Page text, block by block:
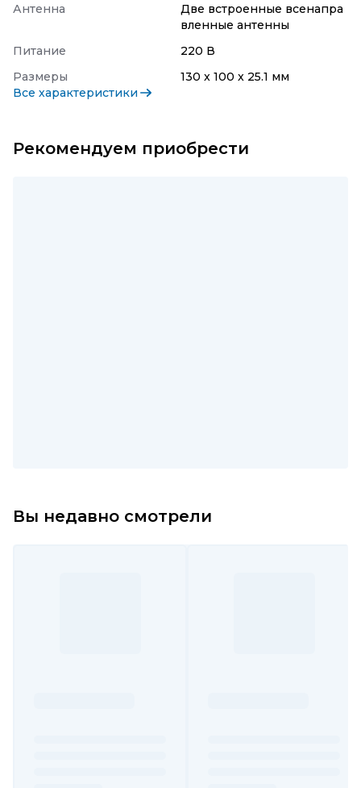
Антенна
Две встроенные всенапра
вленные антенны
Питание
220 В
Размеры
130 x 100 x 25.1 мм
Все характеристики
Рекомендуем приобрести
Вы недавно смотрели